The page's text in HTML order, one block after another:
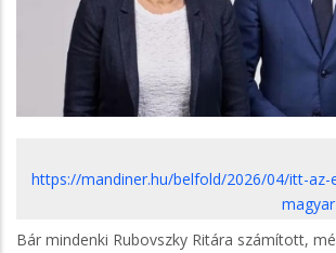
https://mandiner.hu/belfold/2026/04/itt-az-
Bár mindenki Rubovszky Ritára számított,